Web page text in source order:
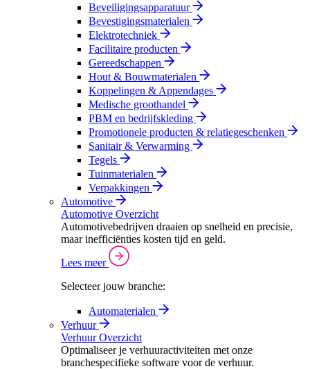
Beveiligingsapparatuur
Bevestigingsmaterialen
Elektrotechniek
Facilitaire producten
Gereedschappen
Hout & Bouwmaterialen
Koppelingen & Appendages
Medische groothandel
PBM en bedrijfskleding
Promotionele producten & relatiegeschenken
Sanitair & Verwarming
Tegels
Tuinmaterialen
Verpakkingen
Automotive
Automotive Overzicht
Automotivebedrijven draaien op snelheid en precisie,
maar inefficiënties kosten tijd en geld.
Lees meer
Selecteer jouw branche:
Automaterialen
Verhuur
Verhuur Overzicht
Optimaliseer je verhuuractiviteiten met onze
branchespecifieke software voor de verhuur.